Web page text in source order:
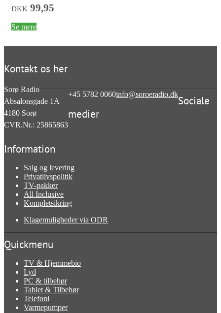
DKK 99,95
Se mere
Kontakt os her
Sorø Radio
Absalonsgade 1A
4180 Sorø
CVR.Nr.: 25865863
+45 5782 0060info@soroeradio.dkSociale
medier
Information
Salg og levering
Privatlivspolitik
TV-pakker
All Inclusive
Kompletsikring
Klagemuligheder via ODR
Quickmenu
TV & Hjemmebio
Lyd
PC & tilbehør
Tablet & Tilbehør
Telefoni
Varmepumper